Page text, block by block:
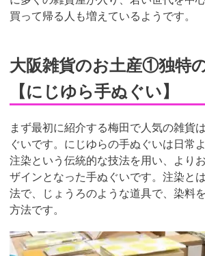
買って帰る人も増えているようです。
大阪雑貨のお土産①独特
【にじゆら手ぬぐい】
まず最初に紹介する梅田で人気の雑貨
ぐいです。にじゆらの手ぬぐいは日常
注染という伝統的な技法を用い、より
ザインとなった手ぬぐいです。注染と
法で、じょうろのような道具で、染料
方法です。